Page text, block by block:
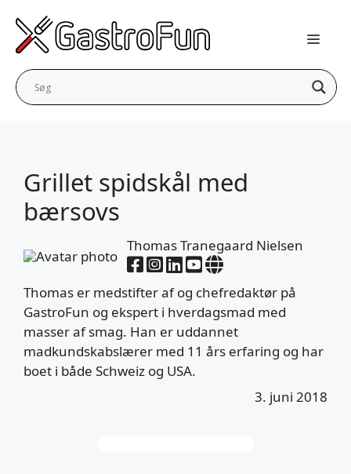
indhold
Grillet spidskål med
bærsovs
Thomas Tranegaard Nielsen
Thomas er medstifter af og chefredaktør på
GastroFun og ekspert i hverdagsmad med
masser af smag. Han er uddannet
madkundskabslærer med 11 års erfaring og har
boet i både Schweiz og USA.
3. juni 2018